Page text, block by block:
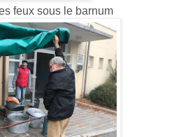
feux sous le barnum